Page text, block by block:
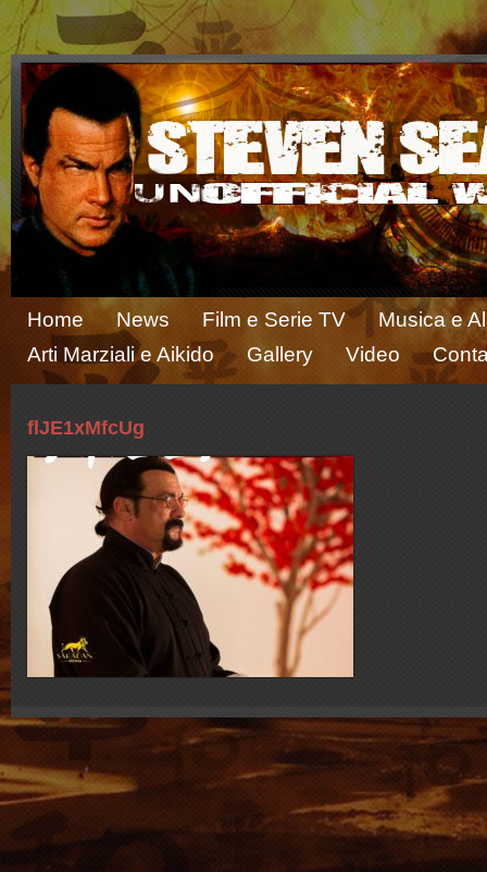
Home News Film e Serie TV
Musica e
Arti Marziali e Aikido
Gallery Video
flJE1xMfcUg